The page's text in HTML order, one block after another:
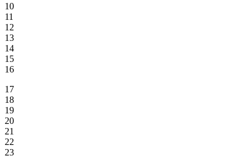
10
11
12
13
14
15
16
17
18
19
20
21
22
23